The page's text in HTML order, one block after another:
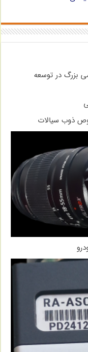
بزرگ در توسعه
ذوب سیالات